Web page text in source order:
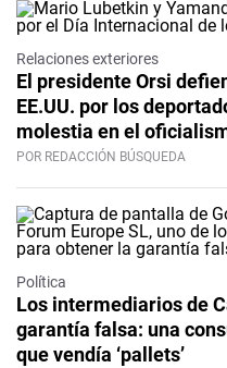
Relaciones exteriores
El presidente Orsi
EE.UU. por los
molestia en el
POR REDACCIÓN BÚSQUEDA
Política
Los intermediarios de
garantía falsa: una
que vendía ‘pallets’